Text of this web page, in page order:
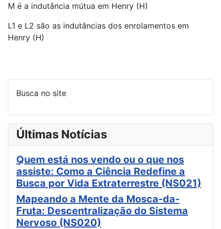
M é a indutância mútua em Henry (H)
L1 e L2 são as indutâncias dos enrolamentos em
Henry (H)
Busca no site
Últimas Notícias
Quem está nos vendo ou o que nos
assiste: Como a Ciência Redefine a
Busca por Vida Extraterrestre (NS021)
Mapeando a Mente da Mosca-da-
Fruta: Descentralização do Sistema
Nervoso (NS020)